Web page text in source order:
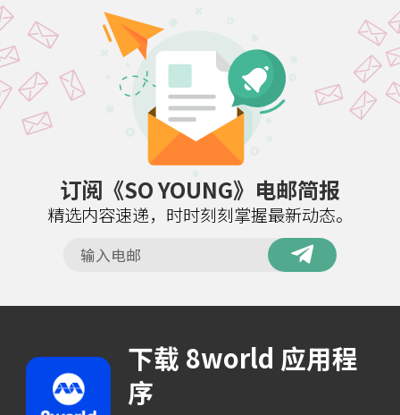
订阅《SO YOUNG》电邮简报
精选内容速递，时时刻刻掌握最新动态。
下载 8world 应用程
序